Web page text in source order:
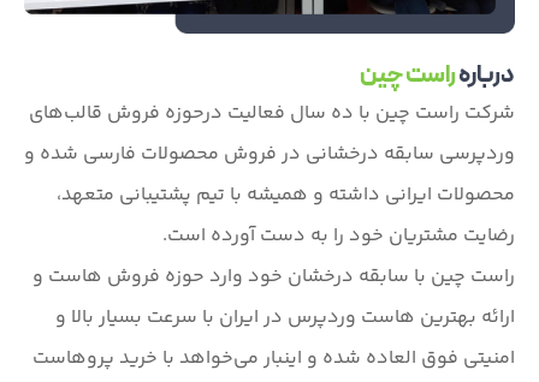
دربارهراست چین
شرکت راست چین با ده سال فعالیت درحوزه فروش قالب‌های
وردپرسی سابقه درخشانی در فروش محصولات فارسی شده و
محصولات ایرانی داشته و همیشه با تیم پشتیبانی متعهد،
رضایت مشتریان خود را به دست آورده است.
راست چین با سابقه درخشان خود وارد حوزه فروش هاست و
ارائه بهترین هاست وردپرس در ایران با سرعت بسیار بالا و
امنیتی فوق العاده شده و اینبار می‌خواهد با خرید پروهاست